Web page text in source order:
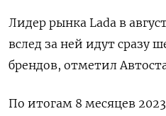
Лидер рынка Lada в
вслед за ней идут сразу
брендов, отметил
По итогам 8 месяцев